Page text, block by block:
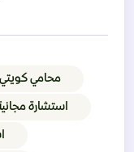
محامي كويتي
استشارة